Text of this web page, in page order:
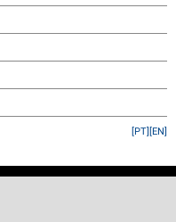
[EN]
[PT]